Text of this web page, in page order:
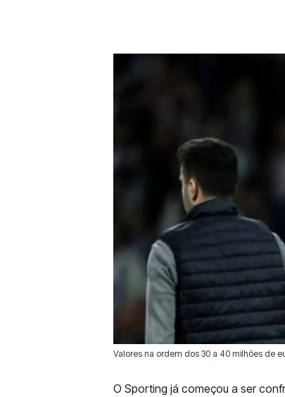
Valores na ordem dos 30 a 40 milhões de
03 Jun 2026 | 11:33 | 0
O Sporting já começou a ser